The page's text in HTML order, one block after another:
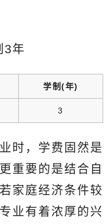
3年
学制(年)
3
时，学费固然是
重要的是结合自
家庭经济条件较
业有着浓厚的兴